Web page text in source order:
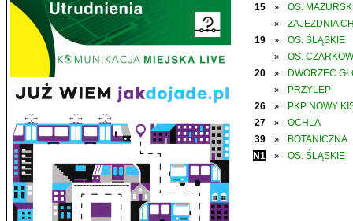
15
» OS.
»
ZAJEZDNIA
19
» OS. ŚLĄSKIE
»
OS.
20
» DWORZEC
»
PRZYLEP
26
»
PKP NOWY
27
»
OCHLA
39
»
BOTANICZNA
N1
» OS. ŚLĄSKIE